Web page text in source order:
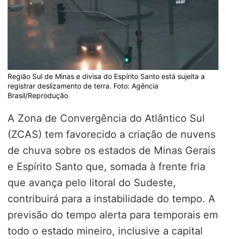
Região Sul de Minas e divisa do Espírito Santo está sujeita a
registrar deslizamento de terra. Foto: Agência
Brasil/Reprodução
A Zona de Convergência do Atlântico Sul
(ZCAS) tem favorecido a criação de nuvens
de chuva sobre os estados de Minas Gerais
e Espírito Santo que, somada à frente fria
que avança pelo litoral do Sudeste,
contribuirá para a instabilidade do tempo. A
previsão do tempo alerta para temporais em
todo o estado mineiro, inclusive a capital